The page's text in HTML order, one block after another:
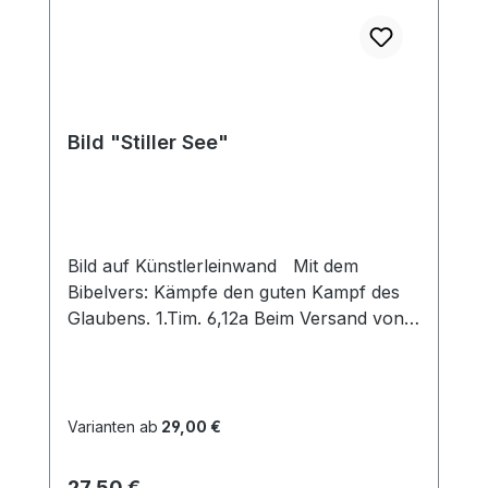
Bild "Stiller See"
Bild auf Künstlerleinwand Mit dem
Bibelvers: Kämpfe den guten Kampf des
Glaubens. 1.Tim. 6,12a Beim Versand von
Sperrgut in Höhe von 28,99€ berechnet.
Sperrgutzuschlag 30€.
Varianten ab 29,00 €